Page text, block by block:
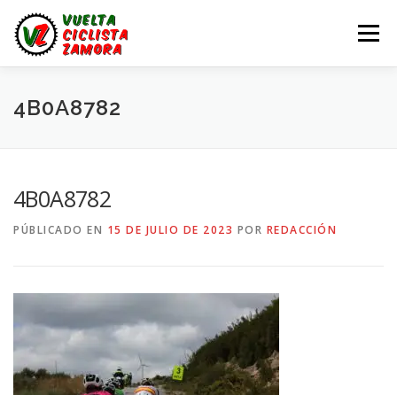
contenido
Menú
LA VUELTA ZAMORA
4B0A8782
4B0A8782
PÚBLICADO EN 15 DE JULIO DE 2023 POR REDACCIÓN